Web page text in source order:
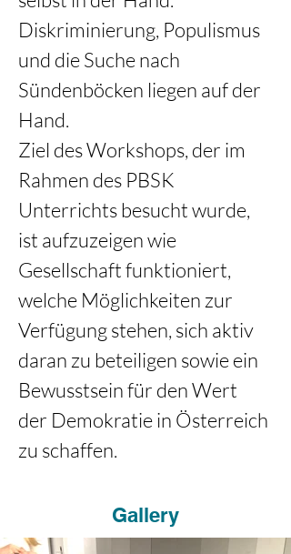
Diskriminierung, Populismus
und die Suche nach
Sündenböcken liegen auf der
Hand.
Ziel des Workshops, der im
Rahmen des PBSK
Unterrichts besucht wurde,
ist aufzuzeigen wie
Gesellschaft funktioniert,
welche Möglichkeiten zur
Verfügung stehen, sich aktiv
daran zu beteiligen sowie ein
Bewusstsein für den Wert
der Demokratie in Österreich
zu schaffen.
Gallery